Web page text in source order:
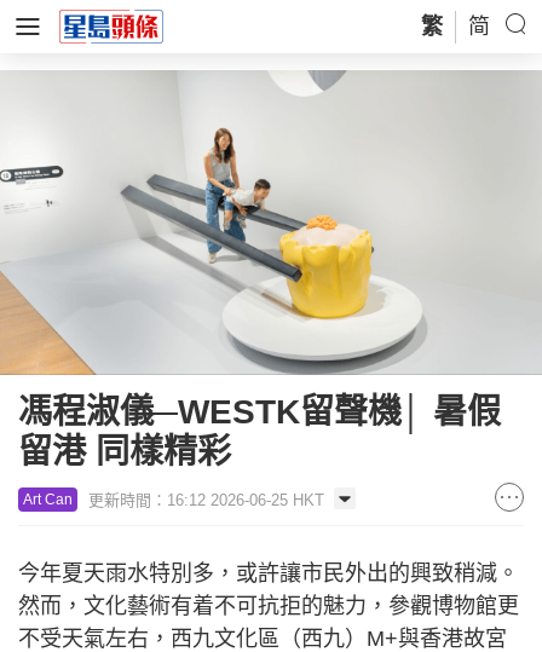
繁 简
馮程淑儀─WESTK留聲機│ 暑假
留港 同樣精彩
Art Can 更新時間：16:12 2026-06-25 HKT
今年夏天雨水特別多，或許讓市民外出的興致稍減。
然而，文化藝術有着不可抗拒的魅力，參觀博物館更
不受天氣左右，西九文化區（西九）M+與香港故宮